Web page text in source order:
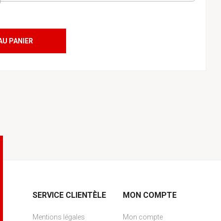
PANIER
SERVICE CLIENTÈLE
Mentions légales
MON COMPTE
Mon compte